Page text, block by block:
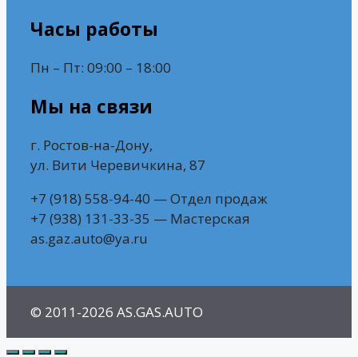
Часы работы
Пн – Пт: 09:00 – 18:00
Мы на связи
г. Ростов-на-Дону,
ул. Вити Черевичкина, 87
+7 (918) 558-94-40 — Отдел продаж
+7 (938) 131-33-35 — Мастерская
as.gaz.auto@ya.ru
© 2011-2026 AS.GAS.AUTO